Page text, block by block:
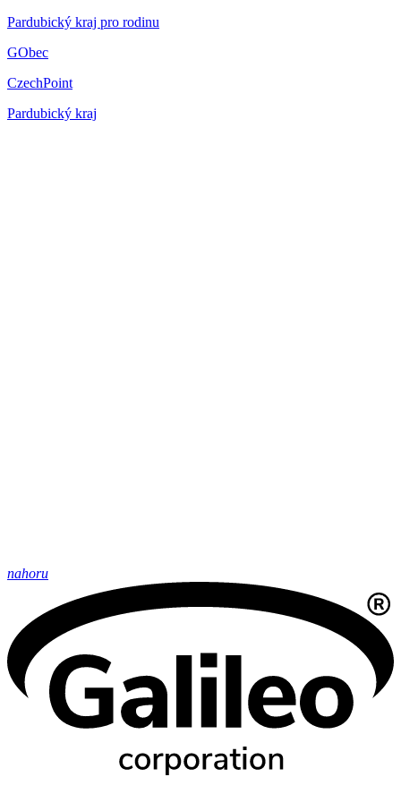
Pardubický kraj pro rodinu
GObec
CzechPoint
Pardubický kraj
nahoru